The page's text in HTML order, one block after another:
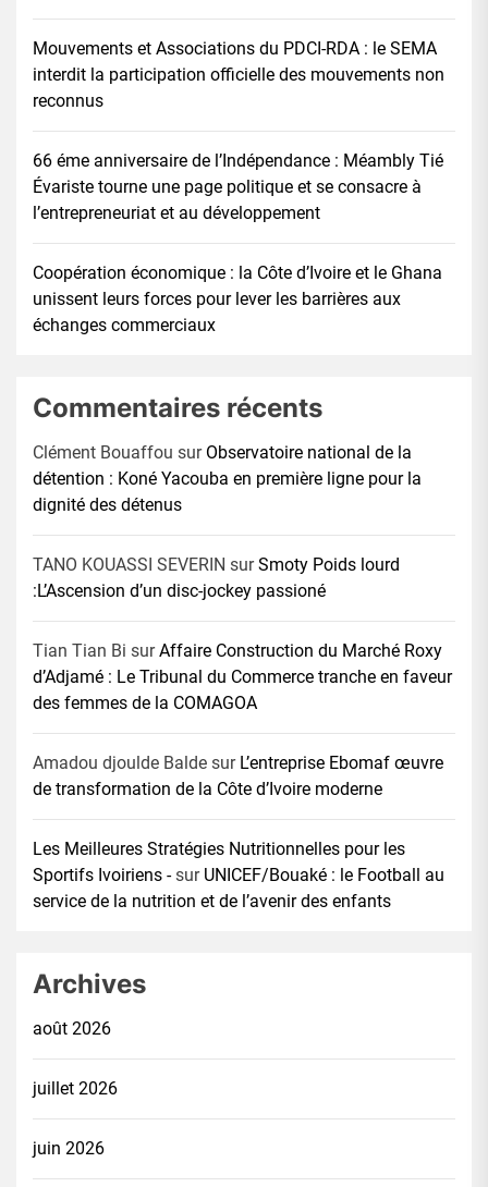
Mouvements et Associations du PDCI-RDA : le SEMA
interdit la participation officielle des mouvements non
reconnus
66 éme anniversaire de l’Indépendance : Méambly Tié
Évariste tourne une page politique et se consacre à
l’entrepreneuriat et au développement
Coopération économique : la Côte d’Ivoire et le Ghana
unissent leurs forces pour lever les barrières aux
échanges commerciaux
Commentaires récents
Clément Bouaffou sur Observatoire national de la
détention : Koné Yacouba en première ligne pour la
dignité des détenus
TANO KOUASSI SEVERIN surSmoty Poids lourd
:L’Ascension d’un disc-jockey passioné
Tian Tian Bi surAffaire Construction du Marché Roxy
d’Adjamé : Le Tribunal du Commerce tranche en faveur
des femmes de la COMAGOA
Amadou djoulde Balde sur L’entreprise Ebomaf œuvre
de transformation de la Côte d’Ivoire moderne
Les Meilleures Stratégies Nutritionnelles pour les
Sportifs Ivoiriens -sur UNICEF/Bouaké : le Football au
service de la nutrition et de l’avenir des enfants
Archives
août 2026
juillet 2026
juin 2026